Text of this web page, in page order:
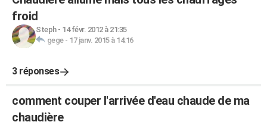
froid
Steph- 14 févr. 2012 à 21:35
gege- 17 janv. 2015 à 14:16
3 réponses
comment couper l'arrivée d'eau chaude de ma
chaudière